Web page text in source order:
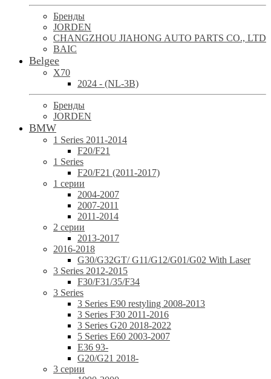
Бренды
JORDEN
CHANGZHOU JIAHONG AUTO PARTS CO., LTD
BAIC
Belgee
X70
2024 - (NL-3B)
Бренды
JORDEN
BMW
1 Series 2011-2014
F20/F21
1 Series
F20/F21 (2011-2017)
1 серии
2004-2007
2007-2011
2011-2014
2 серии
2013-2017
2016-2018
G30/G32GT/ G11/G12/G01/G02 With Laser
3 Series 2012-2015
F30/F31/35/F34
3 Series
3 Series E90 restyling 2008-2013
3 Series F30 2011-2016
3 Series G20 2018-2022
5 Series E60 2003-2007
E36 93-
G20/G21 2018-
3 серии